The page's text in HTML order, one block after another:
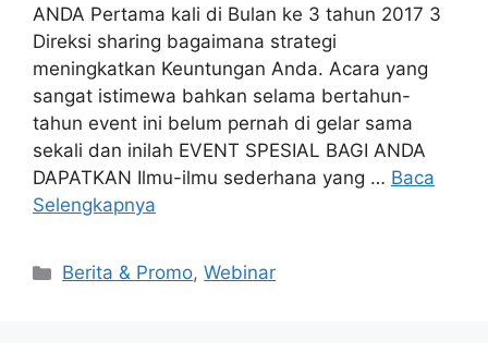
ANDA Pertama kali di Bulan ke 3 tahun 2017 3
Direksi sharing bagaimana strategi
meningkatkan Keuntungan Anda. Acara yang
sangat istimewa bahkan selama bertahun-
tahun event ini belum pernah di gelar sama
sekali dan inilah EVENT SPESIAL BAGI ANDA
DAPATKAN Ilmu-ilmu sederhana yang … Baca
Selengkapnya
Berita & Promo,Webinar